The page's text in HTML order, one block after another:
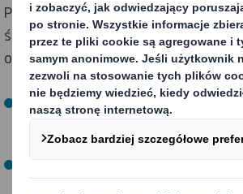
Pomożemy w stworzeniu bardziej
środowisku opakowań, koncentrując
obszarach:
Łatwe do recyklingu: Dostarczanie
opakowaniowych opartych na
nadających się do recyklingu.
Optymalizacja włókien:
dla każdego łańcucha dostaw